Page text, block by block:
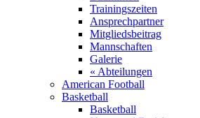
Trainingszeiten
Ansprechpartner
Mitgliedsbeitrag
Mannschaften
Galerie
« Abteilungen
American Football
Basketball
Basketball